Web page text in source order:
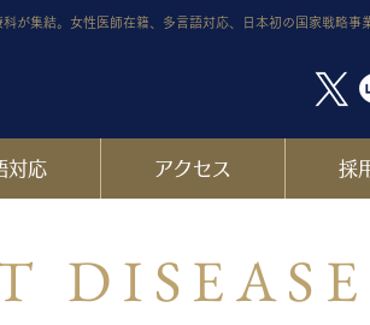
集結。女性医師在籍、多言語対応、日本初の国家戦略事
対応 アクセス 採